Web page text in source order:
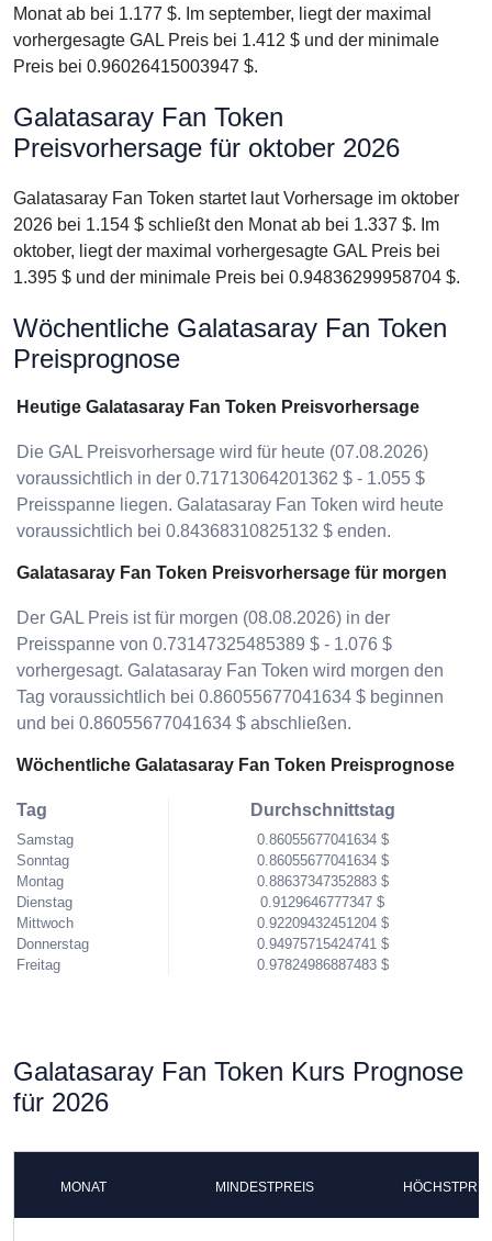
Monat ab bei 1.177 $. Im september, liegt der maximal
vorhergesagte GAL Preis bei 1.412 $ und der minimale
Preis bei 0.96026415003947 $.
Galatasaray Fan Token
Preisvorhersage für oktober 2026
Galatasaray Fan Token startet laut Vorhersage im oktober
2026 bei 1.154 $ schließt den Monat ab bei 1.337 $. Im
oktober, liegt der maximal vorhergesagte GAL Preis bei
1.395 $ und der minimale Preis bei 0.94836299958704 $.
Wöchentliche Galatasaray Fan Token
Preisprognose
Heutige Galatasaray Fan Token Preisvorhersage
Die GAL Preisvorhersage wird für heute (07.08.2026)
voraussichtlich in der 0.71713064201362 $ - 1.055 $
Preisspanne liegen. Galatasaray Fan Token wird heute
voraussichtlich bei 0.84368310825132 $ enden.
Galatasaray Fan Token Preisvorhersage für morgen
Der GAL Preis ist für morgen (08.08.2026) in der
Preisspanne von 0.73147325485389 $ - 1.076 $
vorhergesagt. Galatasaray Fan Token wird morgen den
Tag voraussichtlich bei 0.86055677041634 $ beginnen
und bei 0.86055677041634 $ abschließen.
Wöchentliche Galatasaray Fan Token Preisprognose
Tag
Samstag
Sonntag
Montag
Dienstag
Mittwoch
Donnerstag
Freitag
Durchschnittstag
0.86055677041634 $
0.86055677041634 $
0.88637347352883 $
0.9129646777347 $
0.92209432451204 $
0.94975715424741 $
0.97824986887483 $
Galatasaray Fan Token Kurs Prognose
für 2026
MONAT MINDESTPREIS